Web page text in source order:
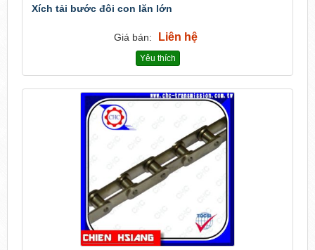
Xích tải bước đôi con lăn lớn
Giá bán: Liên hệ
Yêu thích